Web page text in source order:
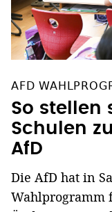
AFD
So stellen
Schulen
AfD
Die AfD hat in
Wahlprogramm